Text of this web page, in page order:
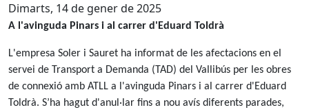
Dimarts, 14 de gener de 2025
A l'avinguda Pinars i al carrer d'Eduard Toldrà
L'empresa Soler i Sauret ha informat de les afectacions en el
servei de Transport a Demanda (TAD) del Vallibús per les obres
de connexió amb ATLL a l'avinguda Pinars i al carrer d'Eduard
Toldrà. S’ha hagut d'anul·lar fins a nou avís diferents parades,